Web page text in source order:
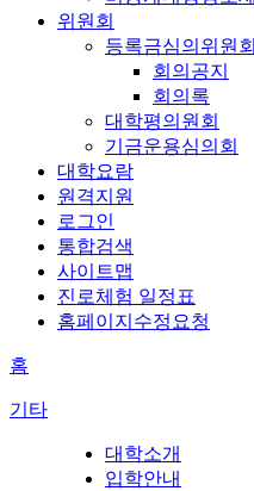
위원회
등록금심의위원회
회의공지
회의록
대학평의원회
기금운용심의회
대학요람
원격지원
로그인
통합검색
사이트맵
진로체험 일정표
홈페이지수정요청
홈
기타
대학소개
입학안내